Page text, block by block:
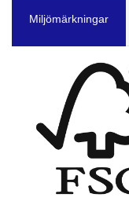
Miljömärkningar